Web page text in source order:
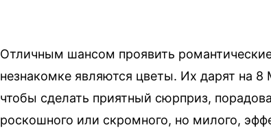
Отличным шансом проявить
незнакомке являются цветы. Их дарят на 8
чтобы сделать приятный сюрприз,
роскошного или скромного, но милого,